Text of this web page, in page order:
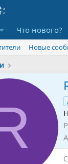
Что нового?
Новые